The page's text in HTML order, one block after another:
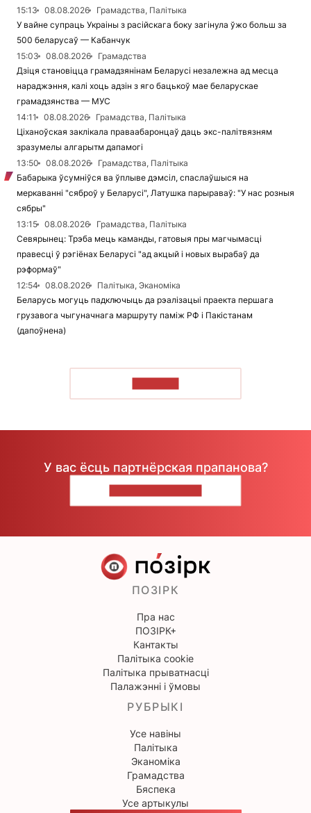
15:13
08.08.2026
Грамадства, Палітыка
У вайне супраць Украіны з расійскага боку загінула ўжо больш за
500 беларусаў — Кабанчук
15:03
08.08.2026
Грамадства
Дзіця становіцца грамадзянінам Беларусі незалежна ад месца
нараджэння, калі хоць адзін з яго бацькоў мае беларускае
грамадзянства — МУС
14:11
08.08.2026
Грамадства, Палітыка
Ціханоўская заклікала праваабаронцаў даць экс-палітвязням
зразумелы алгарытм дапамогі
13:50
08.08.2026
Грамадства, Палітыка
Бабарыка ўсумніўся ва ўплыве дэмсіл, спаслаўшыся на
меркаванні "сяброў у Беларусі", Латушка парыраваў: "У нас розныя
сябры"
13:15
08.08.2026
Грамадства, Палітыка
Севярынец: Трэба мець каманды, гатовыя пры магчымасці
правесці ў рэгіёнах Беларусі "ад акцый і новых вырабаў да
рэформаў"
12:54
08.08.2026
Палітыка, Эканоміка
Беларусь могуць падключыць да рэалізацыі праекта першага
грузавога чыгуначнага маршруту паміж РФ і Пакістанам
(дапоўнена)
У вас ёсць партнёрская прапанова?
ПОЗІРК
Пра нас
ПОЗІРК+
Кантакты
Палітыка cookie
Палітыка прыватнасці
Палажэнні і ўмовы
РУБРЫКІ
Усе навіны
Палітыка
Эканоміка
Грамадства
Бяспека
Усе артыкулы